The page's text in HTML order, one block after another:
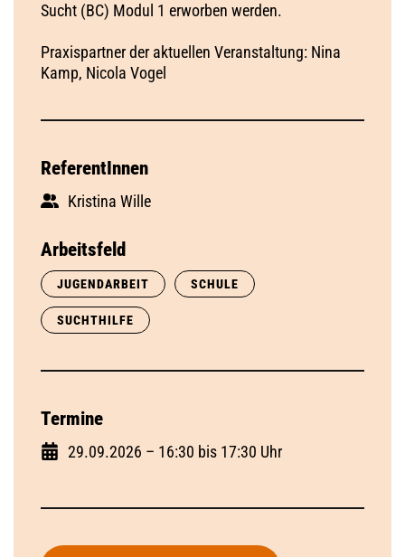
Sucht (BC) Modul 1 erworben werden.
Praxispartner der aktuellen Veranstaltung: Nina
Kamp, Nicola Vogel
ReferentInnen
Kristina Wille
Arbeitsfeld
JUGENDARBEIT SCHULE
SUCHTHILFE
Termine
29.09.2026 – 16:30 bis 17:30 Uhr